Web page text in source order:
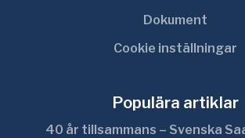
Dokument
Cookie inställningar
Populära artiklar
40 år tillsammans – Svenska